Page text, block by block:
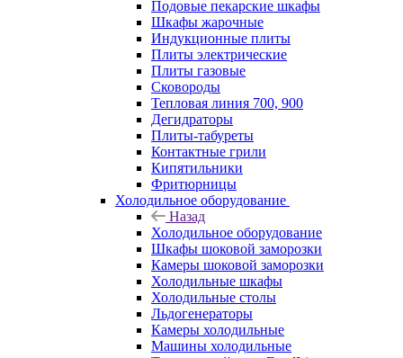
Подовые пекарские шкафы
Шкафы жарочные
Индукционные плиты
Плиты электрические
Плиты газовые
Сковороды
Тепловая линия 700, 900
Дегидраторы
Плиты-табуреты
Контактные грили
Кипятильники
Фритюрницы
Холодильное оборудование
Назад
Холодильное оборудование
Шкафы шоковой заморозки
Камеры шоковой заморозки
Холодильные шкафы
Холодильные столы
Льдогенераторы
Камеры холодильные
Машины холодильные